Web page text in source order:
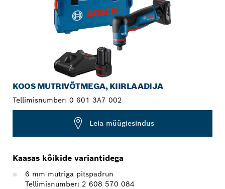
KOOS MUTRIVÕTMEGA, KIIRLAADIJA
Tellimisnumber: 0 601 3A7 002
Leia müügiesindus
Kaasas kõikide variantidega
6 mm mutriga pitspadrun
Tellimisnumber: 2 608 570 084